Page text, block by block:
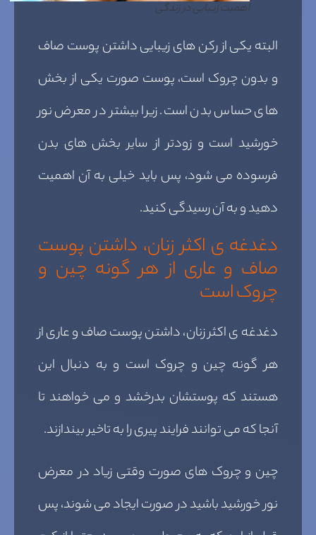
اهمیت زیبایی در زندگی
البته یکی از رکن های زیبایی داشتن پوست صاف
و بدون چروک است، پوست صورت یکی از بخش
های حساس بدن است. زیرا بیشتر در معرض نور
خورشید است و زودتر از سایر بخش های بدن
فرسوده می شود، پس باید خیلی به آن اهمیت
دهید و به آن رسیدگی کنید.
دغدغه ی اکثر زنان، داشتن پوست
صاف و عاری از هر گونه چین و
چروک است
دغدغه ی اکثر زنان، داشتن پوست صاف و عاری از
هر گونه چین و چروک است و به دنبال این
هستند که پوستشان بدرخشد و می خواهند تا
آنجا که می توانند فرایند پیری را به تاخیر بیندازند.
چین و چروک های صورت وقتی زیاد در معرض
نور خورشید باشید در صورت ایجاد می شوند، پس